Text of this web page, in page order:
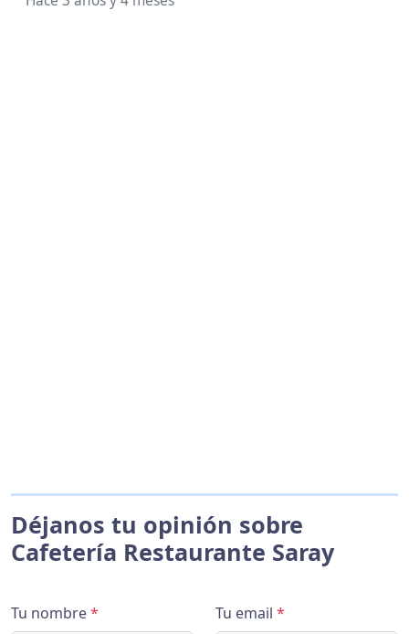
Déjanos tu opinión sobre
Cafetería Restaurante Saray
Tu nombre* Tu email *